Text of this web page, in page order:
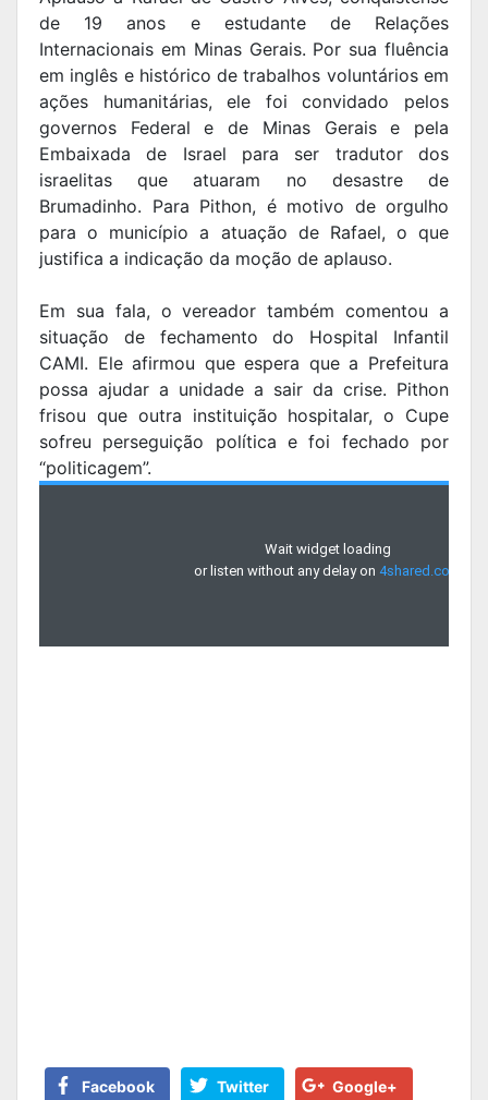
de 19 anos e estudante de Relações
Internacionais em Minas Gerais. Por sua fluência
em inglês e histórico de trabalhos voluntários em
ações humanitárias, ele foi convidado pelos
governos Federal e de Minas Gerais e pela
Embaixada de Israel para ser tradutor dos
israelitas que atuaram no desastre de
Brumadinho. Para Pithon, é motivo de orgulho
para o município a atuação de Rafael, o que
justifica a indicação da moção de aplauso.
Em sua fala, o vereador também comentou a
situação de fechamento do Hospital Infantil
CAMI. Ele afirmou que espera que a Prefeitura
possa ajudar a unidade a sair da crise. Pithon
frisou que outra instituição hospitalar, o Cupe
sofreu perseguição política e foi fechado por
“politicagem”.
Facebook Twitter Google+